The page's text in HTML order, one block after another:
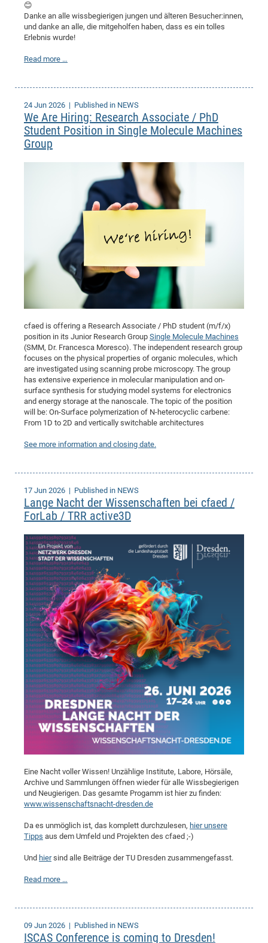
😊
Danke an alle wissbegierigen jungen und älteren Besucher:innen,
und danke an alle, die mitgeholfen haben, dass es ein tolles
Erlebnis wurde!
Read more …
24 Jun 2026 | Published in NEWS
We Are Hiring: Research Associate / PhD
Student Position in Single Molecule Machines
Group
cfaed is offering a Research Associate / PhD student (m/f/x)
position in its Junior Research Group Single Molecule Machines
(SMM, Dr. Francesca Moresco). The independent research group
focuses on the physical properties of organic molecules, which
are investigated using scanning probe microscopy. The group
has extensive experience in molecular manipulation and on-
surface synthesis for studying model systems for electronics
and energy storage at the nanoscale. The topic of the position
will be: On-Surface polymerization of N-heterocyclic carbene:
From 1D to 2D and vertically switchable architectures
See more information and closing date.
17 Jun 2026 | Published in NEWS
Lange Nacht der Wissenschaften bei cfaed /
ForLab / TRR active3D
Eine Nacht voller Wissen! Unzählige Institute, Labore, Hörsäle,
Archive und Sammlungen öffnen wieder für alle Wissbegierigen
und Neugierigen. Das gesamte Progamm ist hier zu finden:
www.wissenschaftsnacht-dresden.de
Da es unmöglich ist, das komplett durchzulesen, hier unsere
Tipps aus dem Umfeld und Projekten des cfaed ;-)
Und hiersind alle Beiträge der TU Dresden zusammengefasst.
Read more …
09 Jun 2026 | Published in NEWS
ISCAS Conference is coming to Dresden!